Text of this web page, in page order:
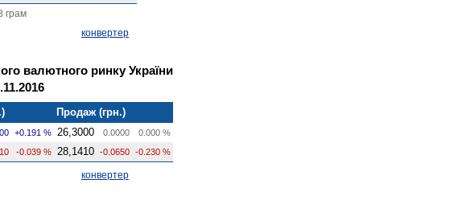
грам
конвертер
валютного ринку України
Продаж (грн.)
+0.191 % 26,3000 0.0000 0.000 %
-0.039 % 28,1410 -0.0650 -0.230 %
конвертер